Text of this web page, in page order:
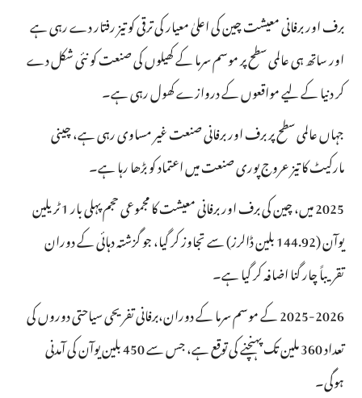
برف اور برفانی معیشت چین کی اعلیٰ معیار کی ترقی کو تیز رفتار دے رہی ہے
اور ساتھ ہی عالمی سطح پر موسم سرما کے کھیلوں کی صنعت کو نئی شکل دے
کر دنیا کے لیے مواقعوں کے دروازے کھول رہی ہے۔
جہاں عالمی سطح پر برف اور برفانی صنعت غیر مساوی رہی ہے، چینی
مارکیٹ کا تیز عروج پوری صنعت میں اعتماد کو بڑھا رہا ہے۔
2025 میں، چین کی برف اور برفانی معیشت کا مجموعی حجم پہلی بار 1 ٹریلین
یوآن (144.92 بلین ڈالرز) سے تجاوز کر گیا، جو گزشتہ دہائی کے دوران
تقریباً چار گنا اضافہ کر گیا ہے۔
2025-2026 کے موسم سرما کے دوران،برفانی تفریحی سیاحتی دوروں کی
تعداد 360 ملین تک پہنچنے کی توقع ہے، جس سے 450 بلین یوآن کی آمدنی
ہوگی۔